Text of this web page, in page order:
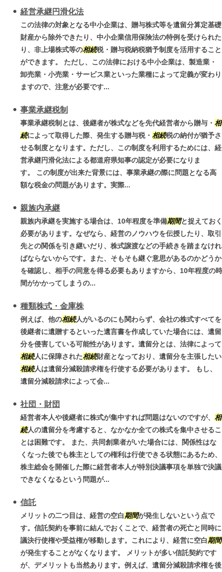
経営承継円滑化法
この法律の対象となる中小企業は、贈与株式等を遺留分算定基礎
財産から除外できたり、中小企業信用保険法の特例を受けられた
り、非上場株式等の相続税・贈与税納税猶予制度を活用すること
ができます。 ただし、この法律における中小企業は、製造業・
卸売業・小売業・サービス業といった業種によって定義が変わり
ますので、注意が必要です...
事業承継税制
事業承継税制とは、後継者が株式などを先代経営者から贈与・ 相
続によって取得した際、発生する贈与税・ 相続税の納付が猶予さ
せる制度となります。ただし、この制度を利用するためには、経
営承継円滑化法による都道府県知事の認定が必要になりま
す。 この制度が出来た背景には、事業承継の際に問題となる高
額な税金の問題があります。実際...
親族内承継
親族内承継を実施する場合は、10年程度を準備期間と捉えておく
必要があります。なぜなら、経営のノウハウを伝授したり、取引
先との関係を引き継いだり、株式譲渡などの手続きを踏まなけれ
ばならないからです。また、そもそも継ぐ意思があるのかどうか
を確認し、相手の同意を得る必要もありますから、10年程度の時
間がかかってしまうの...
種類株式・金庫株
例えば、他の相続人がいるのにも関わらず、会社の株式すべてを
後継者に遺贈するといった遺言書を作成していた場合には、遺留
分を侵害している可能性があります。遺留分とは、法律によって
相続人に保障された相続財産となっており、遺留分を主張したい
相続人は遺留分減殺請求権を行使する必要があります。 もし、
遺留分減殺請求によって会...
社団・財団
経営者本人や後継者に株式が集中すれば問題はないのですが、 相
続人の遺留分を考慮すると、なかなか全ての株式を集中させるこ
とは困難です。 また、共同創業者がいた場合には、関係性はな
くなった後でも株主としての権利は行使できる状態にあるため、
株主総会を開催した際に経営者本人が特別決議事項を単独で決議
できなくなるという問題が...
信託
メリットの二つ目は、経営の空白期間が発生しないという点で
す。信託契約を事前に結んでおくことで、経営者の死亡と同時に
議決行使権や受益権が移動します。これにより、経営に空白期間
が発生することがなくなります。 メリットが多い信託契約です
が、デメリットも当然あります。例えば、遺留分減殺請求権を後